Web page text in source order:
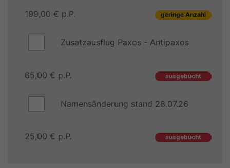
199,00 € p.P. geringe Anzahl
Zusatzausflug Paxos - Antipaxos
65,00 € p.P. ausgebucht
Namensänderung stand 28.07.26
25,00 € p.P. ausgebucht